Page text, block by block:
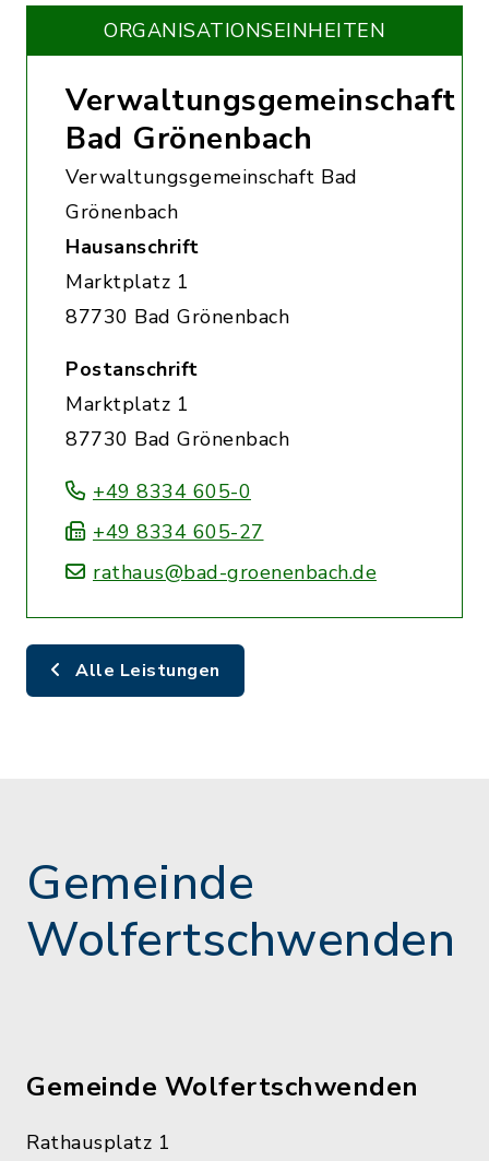
ORGANISATIONS­EINHEITEN
Verwaltungsgemeinschaft
Bad Grönenbach
Verwaltungsgemeinschaft Bad
Grönenbach
Hausanschrift
Marktplatz 1
87730 Bad Grönenbach
Postanschrift
Marktplatz 1
87730 Bad Grönenbach
+49 8334 605-0
+49 8334 605-27
rathaus@bad-groenenbach.de
Alle Leistungen
Gemeinde
Wolfertschwenden
Gemeinde Wolfertschwenden
Rathausplatz 1